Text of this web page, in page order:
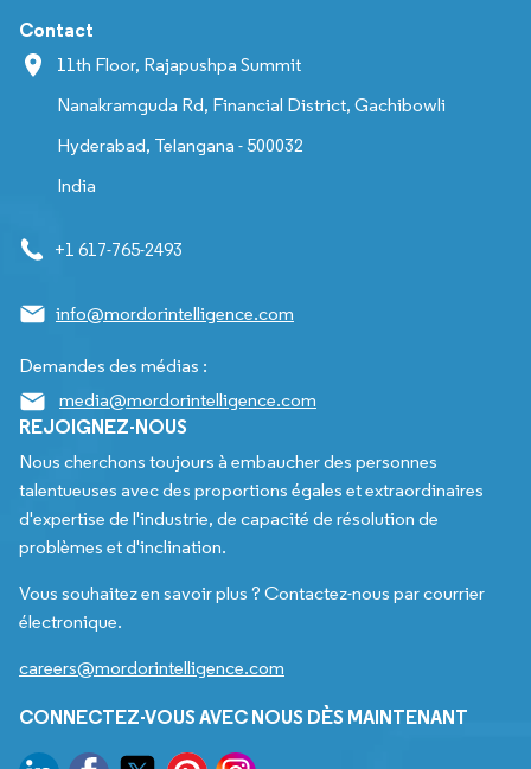
Contact
11th Floor, Rajapushpa Summit
Nanakramguda Rd, Financial District, Gachibowli
Hyderabad, Telangana - 500032
India
+1 617-765-2493
info@mordorintelligence.com
Demandes des médias :
media@mordorintelligence.com
REJOIGNEZ-NOUS
Nous cherchons toujours à embaucher des personnes
talentueuses avec des proportions égales et extraordinaires
d'expertise de l'industrie, de capacité de résolution de
problèmes et d'inclination.
Vous souhaitez en savoir plus ? Contactez-nous par courrier
électronique.
careers@mordorintelligence.com
CONNECTEZ-VOUS AVEC NOUS DÈS MAINTENANT